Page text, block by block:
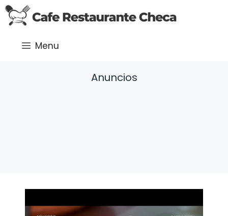
Saltar
al
Menu
Anuncios